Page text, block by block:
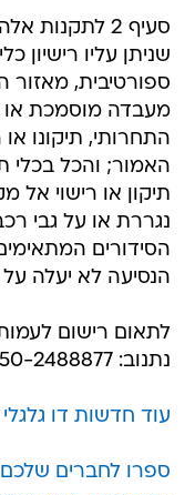
סעיף 2
שניתן עליו רישיון
ספורטיבית, מאזור
מעבדה מוסמכת או
התחרותי, תיקונו או
האמור; והכל בכלי
תיקון או רישוי אל
נגררת או על גבי
הסידורים
הנסיעה לא יעלה על 100
לתאום רישום
נתנוב: 050-2488877
עוד חדשות דו
ספרו לחברים שלכם